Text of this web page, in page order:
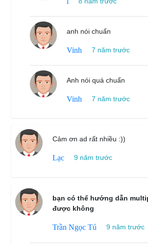
anh nói chuẩn
Vinh 7 năm trước
Anh nói quá chuẩn
Vinh 7 năm trước
Cảm ơn ad rất nhiều :))
Lạc 9 năm trước
bạn có thể hướng dẫn
được không
Trần Ngọc Tú 9 năm trước